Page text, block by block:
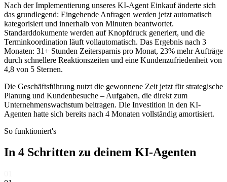
Nach der Implementierung unseres KI-Agent Einkaufänderte sich
das grundlegend: Eingehende Anfragen werden jetzt automatisch
kategorisiert und innerhalb von Minuten beantwortet.
Standarddokumente werden auf Knopfdruck generiert, und die
Terminkoordination läuft vollautomatisch. Das Ergebnis nach 3
Monaten: 31+ Stunden Zeitersparnis pro Monat, 23% mehr Aufträge
durch schnellere Reaktionszeiten und eine Kundenzufriedenheit von
4,8 von 5 Sternen.
Die Geschäftsführung nutzt die gewonnene Zeit jetzt für strategische
Planung und Kundenbesuche – Aufgaben, die direkt zum
Unternehmenswachstum beitragen. Die Investition in den KI-
Agenten hatte sich bereits nach 4 Monaten vollständig amortisiert.
So funktioniert's
In 4 Schritten zu deinem KI-Agenten